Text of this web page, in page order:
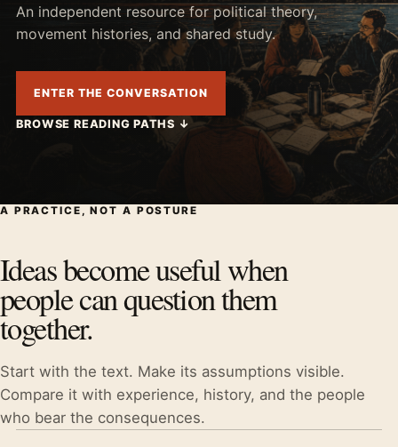
An independent resource for political theory,
movement histories, and shared study.
ENTER THE CONVERSATION
BROWSE READING PATHS ↓
A PRACTICE, NOT A POSTURE
Ideas become useful when
people can question them
together.
Start with the text. Make its assumptions visible.
Compare it with experience, history, and the people
who bear the consequences.